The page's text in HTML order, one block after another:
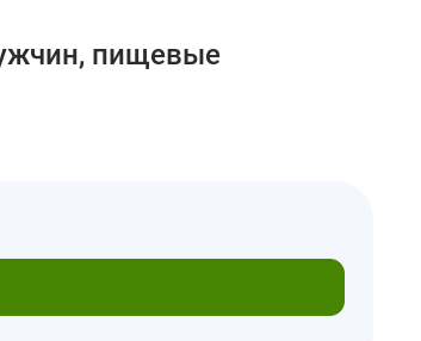
пищевые